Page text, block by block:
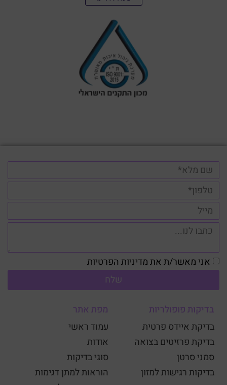
מפת אתר
עמוד ראשי
אודות
סוגי בדיקות
הוראות למתן דגימות
בדיקות פופולריות
בדיקת איידס פרטית
בדיקת פרזיטים בצואה
סמני סרטן
בדיקות רגישות למזון
אני מאשר/ת את מדיניות הפרטיות
שלח